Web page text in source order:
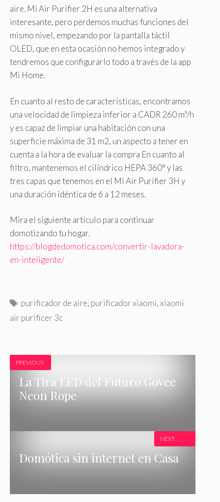
aire. Mi Air Purifier 2H es una alternativa
interesante, pero perdemos muchas funciones del
mismo nivel, empezando por la pantalla táctil
OLED, que en esta ocasión no hemos integrado y
tendremos que configurarlo todo a través de la app
Mi Home.
En cuanto al resto de características, encontramos
una velocidad de limpieza inferior a CADR 260 m³/h
y es capaz de limpiar una habitación con una
superficie máxima de 31 m2, un aspecto a tener en
cuenta a la hora de evaluar la compra En cuanto al
filtro, mantenemos el cilíndrico HEPA 360° y las
tres capas que tenemos en el Mi Air Purifier 3H y
una duración idéntica de 6 a 12 meses.
Mira el siguiente artículo para continuar
domotizando tu hogar.
https://blogdedomotica.com/convertir-lavadora-
en-inteligente/
E
e
a
s
purificador de aire, purificador xiaomi,xiaomi
air purificer 3c
PREVIOUS
La Tira LED del Futuro Govee
Neon Rope
Domótica sin internet en Casa
NEXT